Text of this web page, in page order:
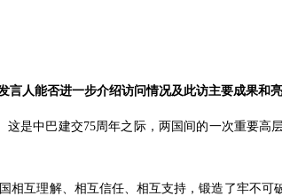
人能否进一步介绍访问情况及此访主要成果和
是中巴建交75周年之际，两国间的一次重要
相互理解、相互信任、相互支持，锻造了牢不